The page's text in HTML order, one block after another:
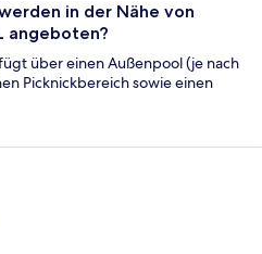
in der Nähe von
angeboten?
über einen Außenpool (je nach
Picknickbereich sowie einen